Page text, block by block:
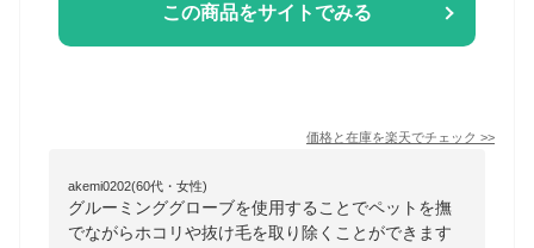
この商品をサイトでみる
価格と在庫を楽天でチェック >>
akemi0202(60代・女性)
グルーミンググローブを使用することでペットを撫
でながらホコリや抜け毛を取り除くことができます